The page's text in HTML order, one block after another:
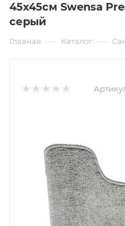
45x45см Swensa
серый
Главная — Каталог —